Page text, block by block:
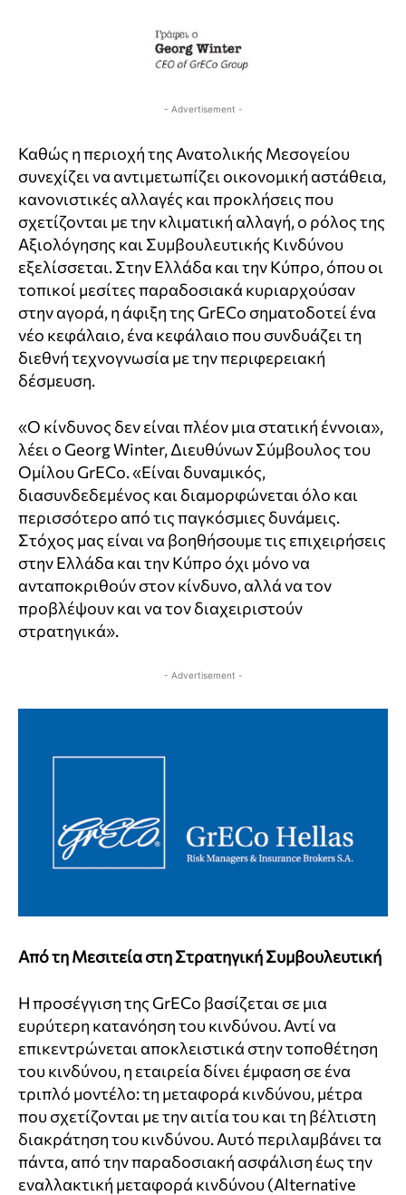
- Advertisement -
Καθώς η περιοχή της Ανατολικής Μεσογείου
συνεχίζει να αντιμετωπίζει οικονομική αστάθεια,
κανονιστικές αλλαγές και προκλήσεις που
σχετίζονται με την κλιματική αλλαγή, ο ρόλος της
Αξιολόγησης και Συμβουλευτικής Κινδύνου
εξελίσσεται. Στην Ελλάδα και την Κύπρο, όπου οι
τοπικοί μεσίτες παραδοσιακά κυριαρχούσαν
στην αγορά, η άφιξη της GrECo σηματοδοτεί ένα
νέο κεφάλαιο, ένα κεφάλαιο που συνδυάζει τη
διεθνή τεχνογνωσία με την περιφερειακή
δέσμευση.
«Ο κίνδυνος δεν είναι πλέον μια στατική έννοια»,
λέει ο Georg Winter, Διευθύνων Σύμβουλος του
Ομίλου GrECo. «Είναι δυναμικός,
διασυνδεδεμένος και διαμορφώνεται όλο και
περισσότερο από τις παγκόσμιες δυνάμεις.
Στόχος μας είναι να βοηθήσουμε τις επιχειρήσεις
στην Ελλάδα και την Κύπρο όχι μόνο να
ανταποκριθούν στον κίνδυνο, αλλά να τον
προβλέψουν και να τον διαχειριστούν
στρατηγικά».
- Advertisement -
Από τη Μεσιτεία στη Στρατηγική Συμβουλευτική
Η προσέγγιση της GrECo βασίζεται σε μια
ευρύτερη κατανόηση του κινδύνου. Αντί να
επικεντρώνεται αποκλειστικά στην τοποθέτηση
του κινδύνου, η εταιρεία δίνει έμφαση σε ένα
τριπλό μοντέλο: τη μεταφορά κινδύνου, μέτρα
που σχετίζονται με την αιτία του και τη βέλτιστη
διακράτηση του κινδύνου. Αυτό περιλαμβάνει τα
πάντα, από την παραδοσιακή ασφάλιση έως την
εναλλακτική μεταφορά κινδύνου (Alternative